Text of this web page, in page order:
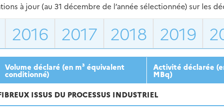
à jour (au 31 décembre de l’année sélectionnée) sur les
2016 2017 2018 2019
Volume déclaré (en m³ équivalent
conditionné)
Activité déclarée
MBq)
ISSUS DU PROCESSUS INDUSTRIEL